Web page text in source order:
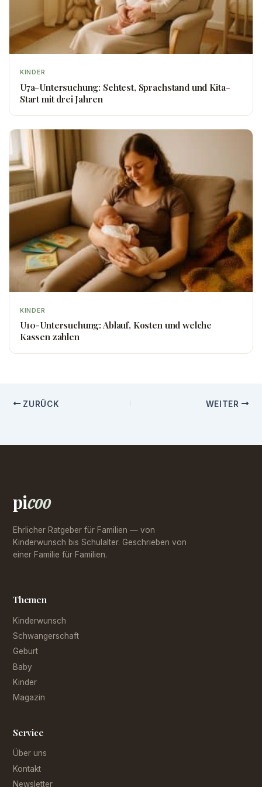
KINDER
U7a-Untersuchung: Sehtest, Sprachstand und Kita-
Start mit drei Jahren
KINDER
U10-Untersuchung: Ablauf, Kosten und welche
Kassen zahlen
ZURÜCK WEITER
picoo
Ehrlicher Ratgeber für Familien — von
Kinderwunsch bis Schulalter. Geschrieben von
einer Familie für Familien.
Themen
Kinderwunsch
Schwangerschaft
Geburt
Baby
Kinder
Magazin
Service
Über uns
Kontakt
Newsletter